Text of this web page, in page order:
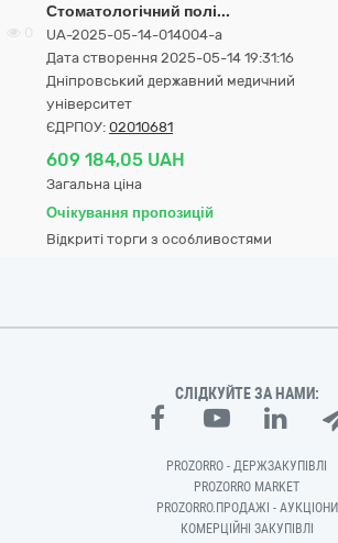
Стоматологічний полі...
UA-2025-05-14-014004-a
Дата створення 2025-05-14 19:31:16
Дніпровський державний медичний
університет
ЄДРПОУ: 02010681
609 184,05 UAH
Загальна ціна
Очікування пропозицій
Відкриті торги з особливостями
СЛІДКУЙТЕ ЗА НАМИ:
PROZORRO - ДЕРЖЗАКУПІВЛІ
PROZORRO MARKET
PROZORRO.ПРОДАЖІ - АУКЦІОНИ
КОМЕРЦІЙНІ ЗАКУПІВЛІ